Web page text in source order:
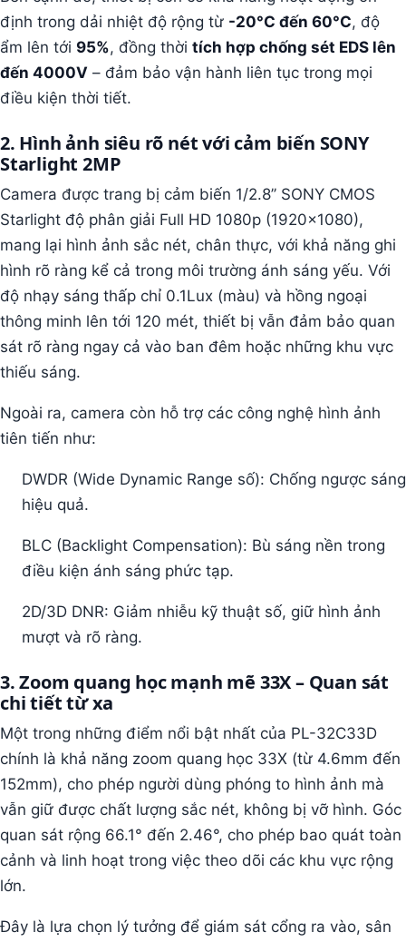
định trong dải nhiệt độ rộng từ -20°C đến 60°C, độ
ẩm lên tới 95%, đồng thời tích hợp chống sét EDS lên
đến 4000V – đảm bảo vận hành liên tục trong mọi
điều kiện thời tiết.
2. Hình ảnh siêu rõ nét với cảm biến SONY
Starlight 2MP
Camera được trang bị cảm biến 1/2.8’’ SONY CMOS
Starlight độ phân giải Full HD 1080p (1920x1080),
mang lại hình ảnh sắc nét, chân thực, với khả năng ghi
hình rõ ràng kể cả trong môi trường ánh sáng yếu. Với
độ nhạy sáng thấp chỉ 0.1Lux (màu) và hồng ngoại
thông minh lên tới 120 mét, thiết bị vẫn đảm bảo quan
sát rõ ràng ngay cả vào ban đêm hoặc những khu vực
thiếu sáng.
Ngoài ra, camera còn hỗ trợ các công nghệ hình ảnh
tiên tiến như:
DWDR (Wide Dynamic Range số): Chống ngược sáng
hiệu quả.
BLC (Backlight Compensation): Bù sáng nền trong
điều kiện ánh sáng phức tạp.
2D/3D DNR: Giảm nhiễu kỹ thuật số, giữ hình ảnh
mượt và rõ ràng.
3. Zoom quang học mạnh mẽ 33X – Quan sát
chi tiết từ xa
Một trong những điểm nổi bật nhất của PL-32C33D
chính là khả năng zoom quang học 33X (từ 4.6mm đến
152mm), cho phép người dùng phóng to hình ảnh mà
vẫn giữ được chất lượng sắc nét, không bị vỡ hình. Góc
quan sát rộng 66.1° đến 2.46°, cho phép bao quát toàn
cảnh và linh hoạt trong việc theo dõi các khu vực rộng
lớn.
Đây là lựa chọn lý tưởng để giám sát cổng ra vào, sân